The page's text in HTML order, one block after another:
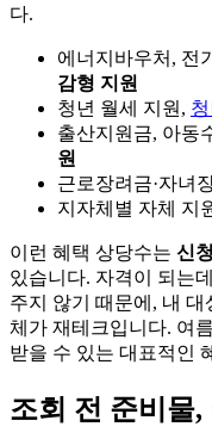
다.
에너지바우처, 전
감형 지원
청년 월세 지원,
출산지원금, 아동
원
근로장려금·자녀
지자체별 자체 지
이런 혜택 상당수는 신
있습니다. 자격이 되는
주지 않기 때문에, 내
체가 재테크입니다. 여
받을 수 있는 대표적인
조회 전 준비물